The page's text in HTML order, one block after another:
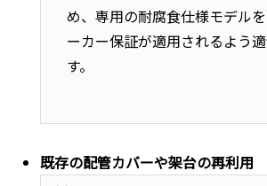
め、専用の耐腐食仕様モデル
ーカー保証が適用されるよう
す。
既存の配管カバーや架台の再利用